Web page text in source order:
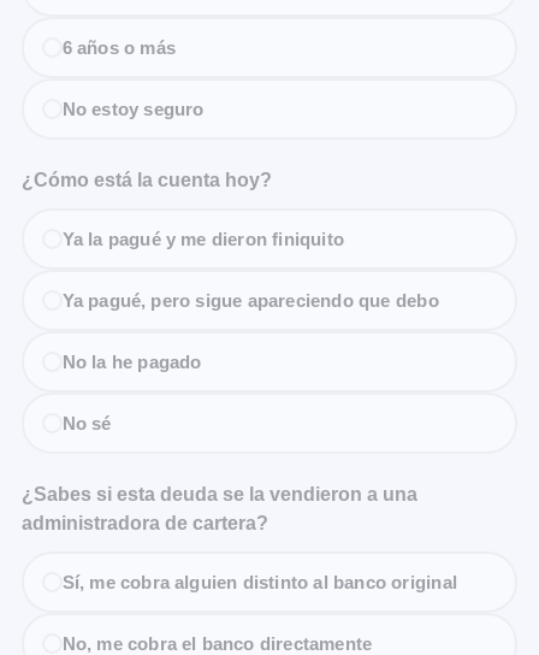
6 años o más
No estoy seguro
¿Cómo está la cuenta hoy?
Ya la pagué y me dieron finiquito
Ya pagué, pero sigue apareciendo que debo
No la he pagado
No sé
¿Sabes si esta deuda se la vendieron a una
administradora de cartera?
Sí, me cobra alguien distinto al banco original
No, me cobra el banco directamente